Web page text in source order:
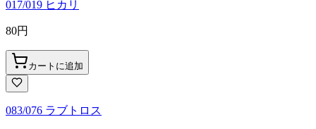
017/019 ヒカリ
80円
カートに追加
083/076 ラブトロス